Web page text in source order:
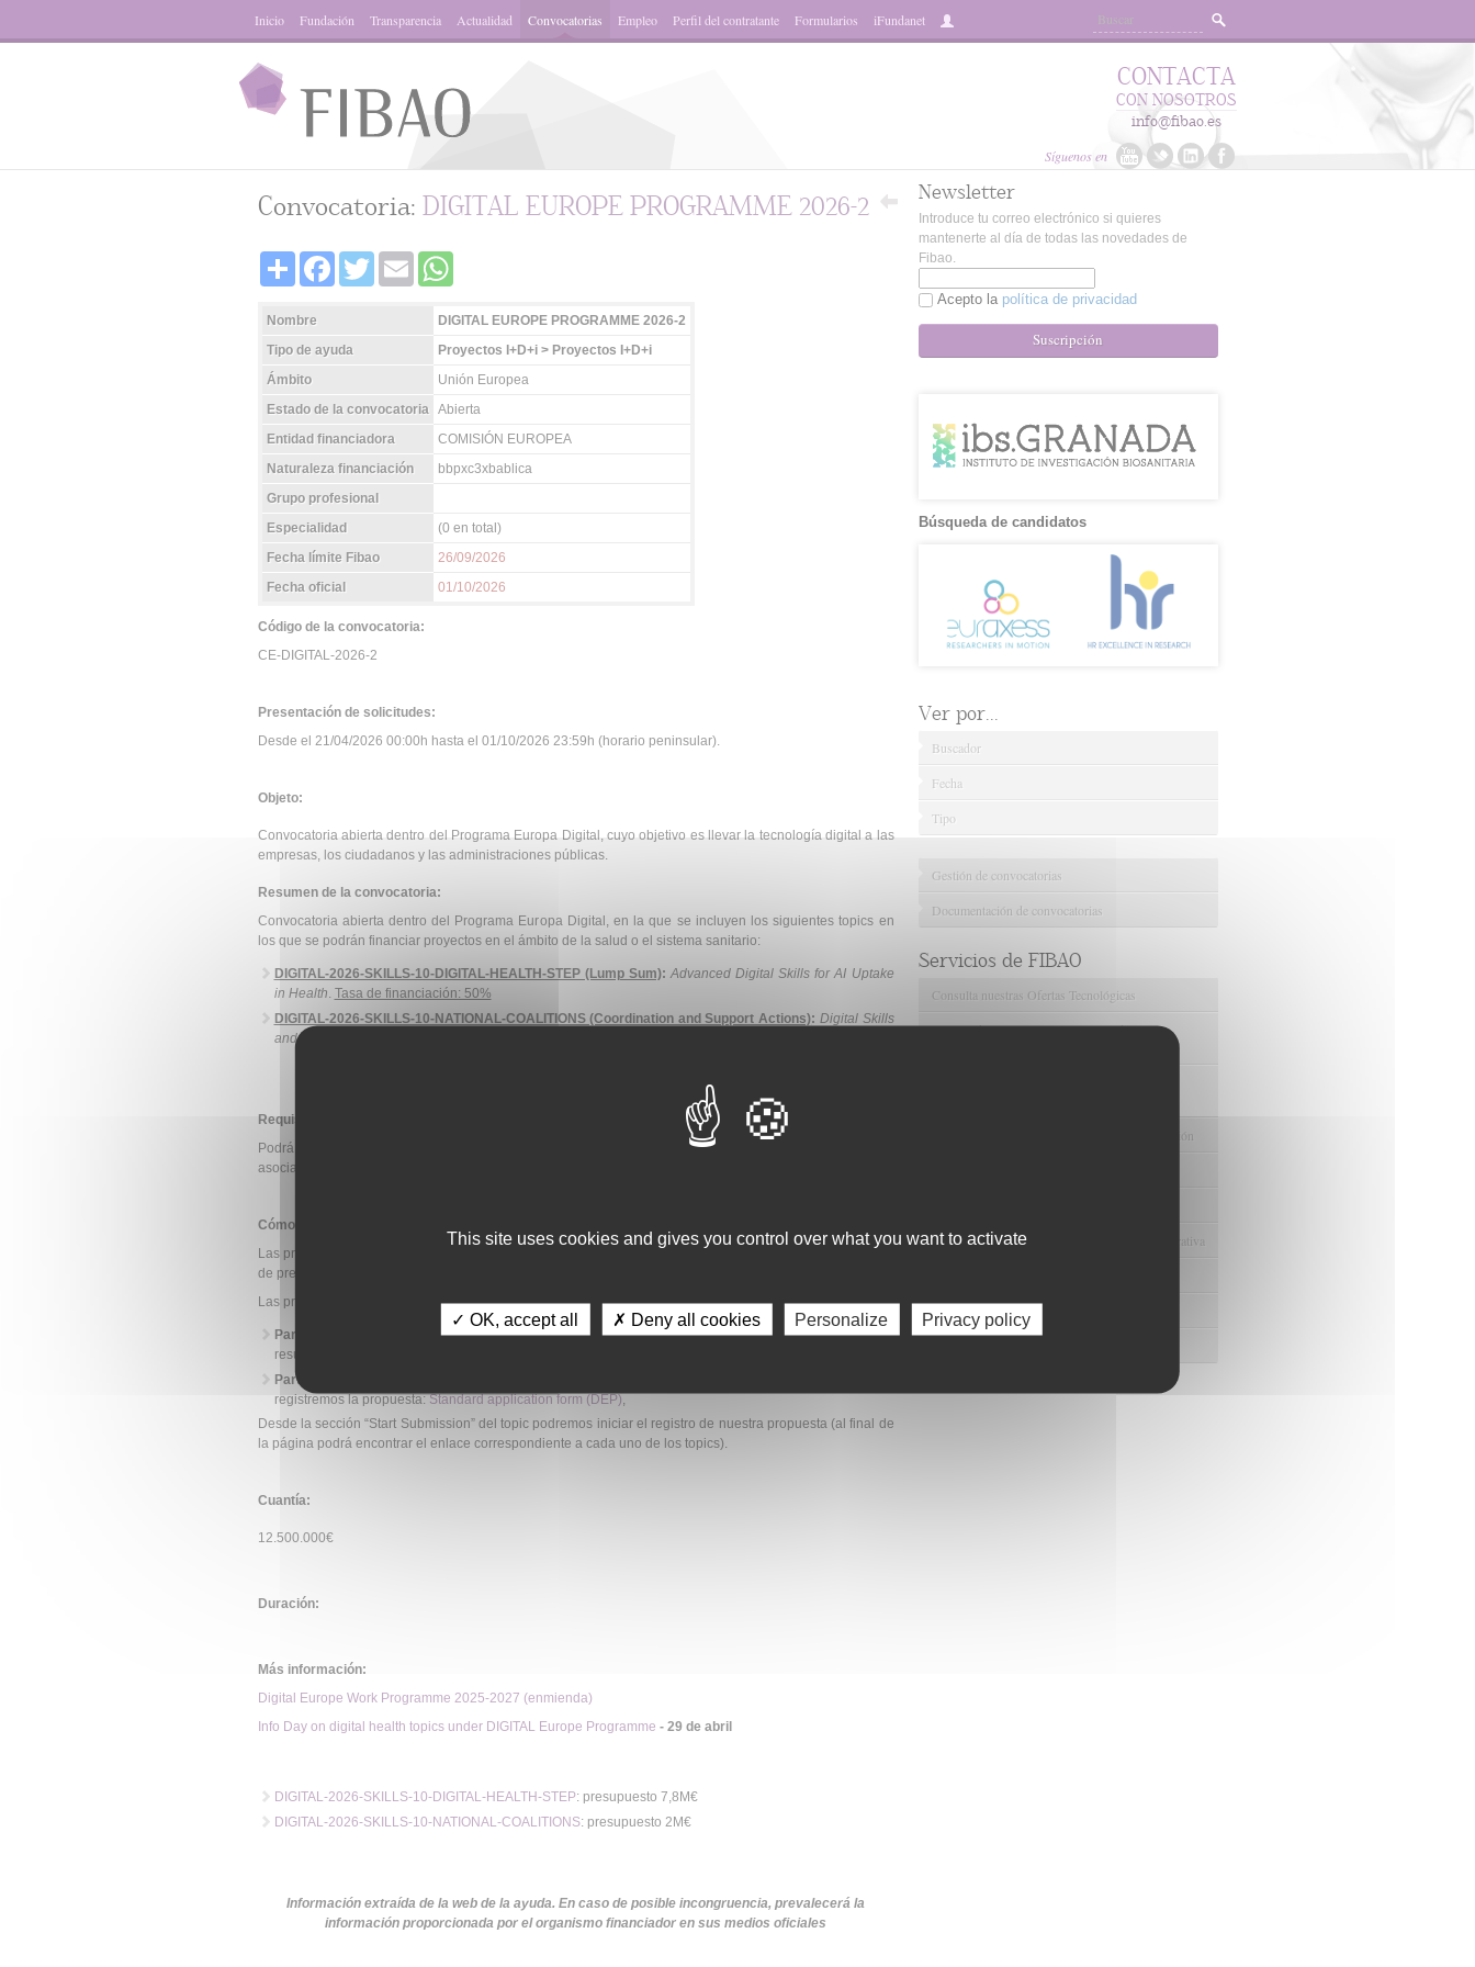
Inicio Fundación Transparencia Actualidad Convocatorias Empleo Perfil del contratante Formularios iFundanet
Síguenos en
CONTACTA
CON NOSOTROS
info@fibao.es
Convocatoria: DIGITAL EUROPE PROGRAMME 2026-2
Share FacebookTwitter Email
Nombre
DIGITAL EUROPE PROGRAMME 2026-2
Tipo de ayuda
Proyectos I+D+i > Proyectos I+D+i
Ámbito
Unión Europea
Estado de la convocatoria
Abierta
Entidad financiadora
COMISIÓN EUROPEA
Naturaleza financiación
bbpxc3xbablica
Grupo profesional
Especialidad
(0 en total)
Fecha límite Fibao
26/09/2026
Fecha oficial
01/10/2026
Código de la convocatoria:
CE-DIGITAL-2026-2
Presentación de solicitudes:
Desde el 21/04/2026 00:00h hasta el 01/10/2026 23:59h (horario peninsular).
Objeto:
Convocatoria abierta dentro del Programa Europa Digital, cuyo objetivo es llevar la tecnología digital a las
empresas, los ciudadanos y las administraciones públicas.
Resumen de la convocatoria:
Convocatoria abierta dentro del Programa Europa Digital, en la que se incluyen los siguientes topics en
los que se podrán financiar proyectos en el ámbito de la salud o el sistema sanitario:
DIGITAL-2026-SKILLS-10-DIGITAL-HEALTH-STEP (Lump Sum): Advanced Digital Skills for AI Uptake
in Health. Tasa de financiación: 50%
DIGITAL-2026-SKILLS-10-NATIONAL-COALITIONS (Coordination and Support Actions): Digital Skills
and Jobs Platform: The National Coalitions for Digital Skills and Jobs.
Requisitos de los solicitantes:
Podrá participar en la convocatoria entidades públicas y privadas pertenecientes a un país miembro o
asociados de la UE.
Cómo se solicita:
Las propuestas se presentan electrónicamente a través del Portal del Participante. Para utilizar el servicio
de preparación y envío de propuestas es necesario tener una
Las propuestas tienen 2 partes:
Parte A
: Formularios online a cumplimentar con los datos básicos de la propuesta, incluyendo un
resumen, y con la información administrativa de la/s entidad/es solicitante/s.
Parte B
registremos la propuesta:Standard application form (DEP),
Desde la sección “Start Submission” del topic podremos iniciar el registro de nuestra propuesta (al final de
la página podrá encontrar el enlace correspondiente a cada uno de los topics).
Cuantía:
12.500.000€
Duración:
Más información:
Digital Europe Work Programme 2025-2027 (enmienda)
Info Day on digital health topics under DIGITAL Europe Programme - 29 de abril
DIGITAL-2026-SKILLS-10-DIGITAL-HEALTH-STEP: presupuesto 7,8M€
DIGITAL-2026-SKILLS-10-NATIONAL-COALITIONS: presupuesto 2M€
Información extraída de la web de la ayuda. En caso de posible incongruencia, prevalecerá la
información proporcionada por el organismo financiador en sus medios oficiales
Newsletter
Introduce tu correo electrónico si quieres
mantenerte al día de todas las novedades de
Fibao.
Acepto la política de privacidad
Suscripción
Búsqueda de candidatos
Ver por...
Buscador
Fecha
Tipo
Gestión de convocatorias
Documentación de convocatorias
Servicios de FIBAO
Consulta nuestras Ofertas Tecnológicas
Gestión de Ensayos Clínicos y Estudios
Gestión de Ayudas y Oportunidad de Financiación
Asesoramiento y Gestión Económica-Administrativa
Comunicación y Promoción de la Investigación
This site uses cookies and gives you control over what you want to activate
✓ OK, accept all ✗ Deny all cookies Personalize Privacy policy